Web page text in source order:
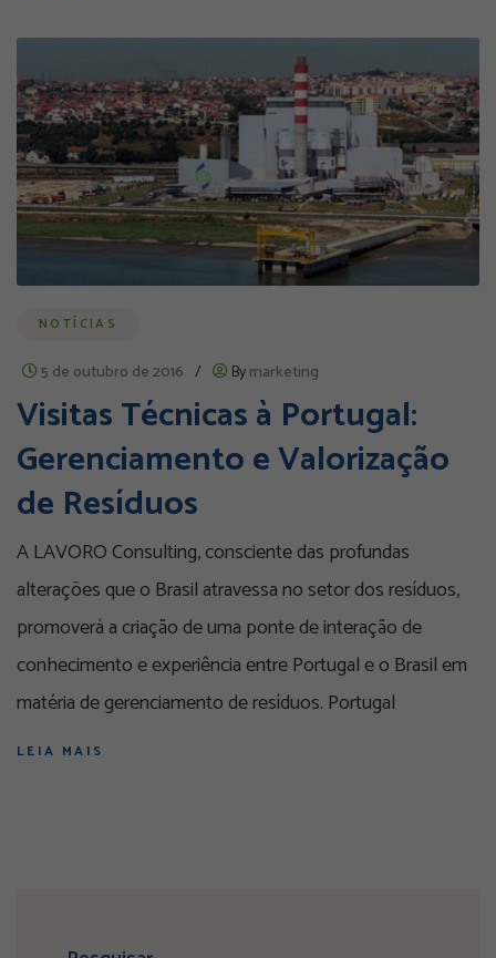
NOTÍCIAS
5 de outubro de 2016 / Bymarketing
Visitas Técnicas à Portugal:
Gerenciamento e Valorização
de Resíduos
A LAVORO Consulting, consciente das profundas
alterações que o Brasil atravessa no setor dos resíduos,
promoverá a criação de uma ponte de interação de
conhecimento e experiência entre Portugal e o Brasil em
matéria de gerenciamento de resíduos. Portugal
LEIA MAIS